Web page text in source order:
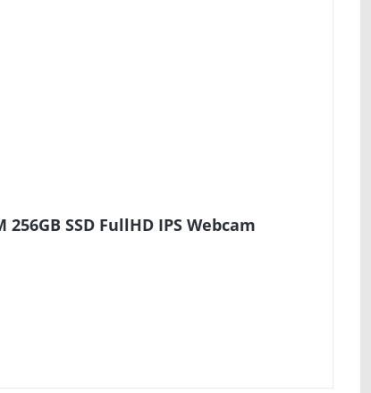
SSD FullHD IPS Webcam